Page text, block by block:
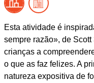
Esta atividade é
sempre razão», de
crianças a
o que as faz felizes. A
natureza expositiva de